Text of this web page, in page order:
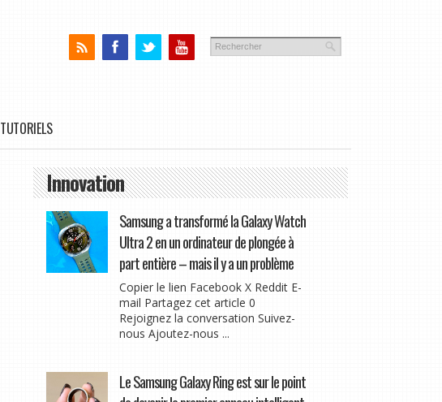
TUTORIELS
Innovation
Samsung a transformé la Galaxy Watch
Ultra 2 en un ordinateur de plongée à
part entière – mais il y a un problème
Copier le lien Facebook X Reddit E-
mail Partagez cet article 0
Rejoignez la conversation Suivez-
nous Ajoutez-nous ...
Le Samsung Galaxy Ring est sur le point